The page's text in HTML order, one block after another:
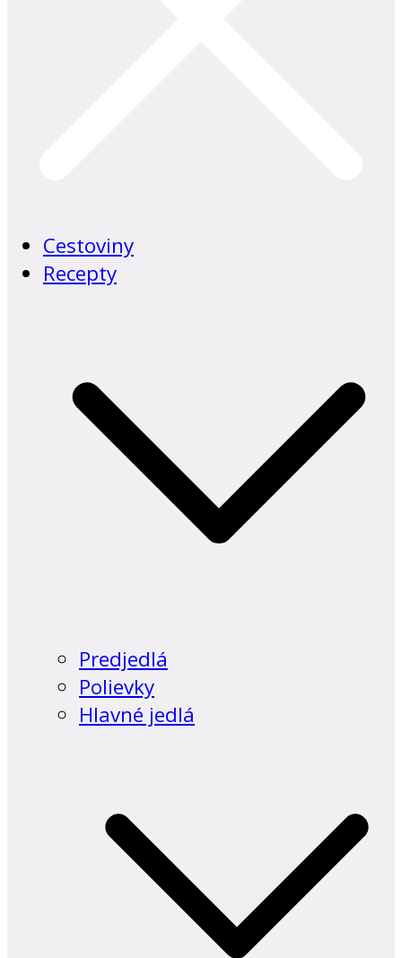
Cestoviny
Recepty
Predjedlá
Polievky
Hlavné jedlá